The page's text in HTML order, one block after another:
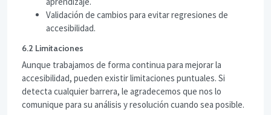
Validación de cambios para evitar regresiones de
accesibilidad.
6.2 Limitaciones
Aunque trabajamos de forma continua para mejorar la
accesibilidad, pueden existir limitaciones puntuales. Si
detecta cualquier barrera, le agradecemos que nos lo
comunique para su análisis y resolución cuando sea posible.